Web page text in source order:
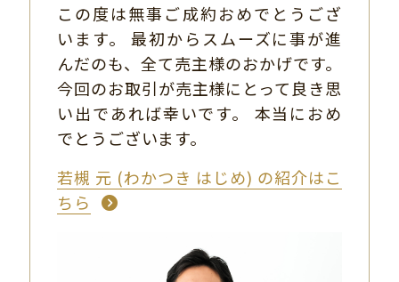
この度は無事ご成約おめでとうござ
います。 最初からスムーズに事が進
んだのも、全て売主様のおかげです。
今回のお取引が売主様にとって良き思
い出であれば幸いです。 本当におめ
でとうございます。
若槻 元 (わかつき はじめ) の紹介はこ
ちら